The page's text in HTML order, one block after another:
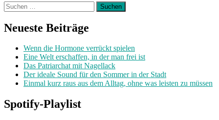
Suchen
nach:
Neueste Beiträge
Wenn die Hormone verrückt spielen
Eine Welt erschaffen, in der man frei ist
Das Patriarchat mit Nagellack
Der ideale Sound für den Sommer in der Stadt
Einmal kurz raus aus dem Alltag, ohne was leisten zu müssen
Spotify-Playlist